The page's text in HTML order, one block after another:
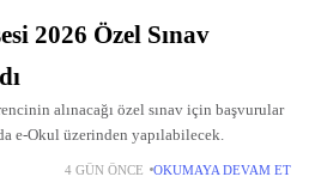
2026 Özel Sınav
alınacağı özel sınav için başvurular
e-Okul üzerinden yapılabilecek.
4 GÜN ÖNCE OKUMAYA DEVAM ET